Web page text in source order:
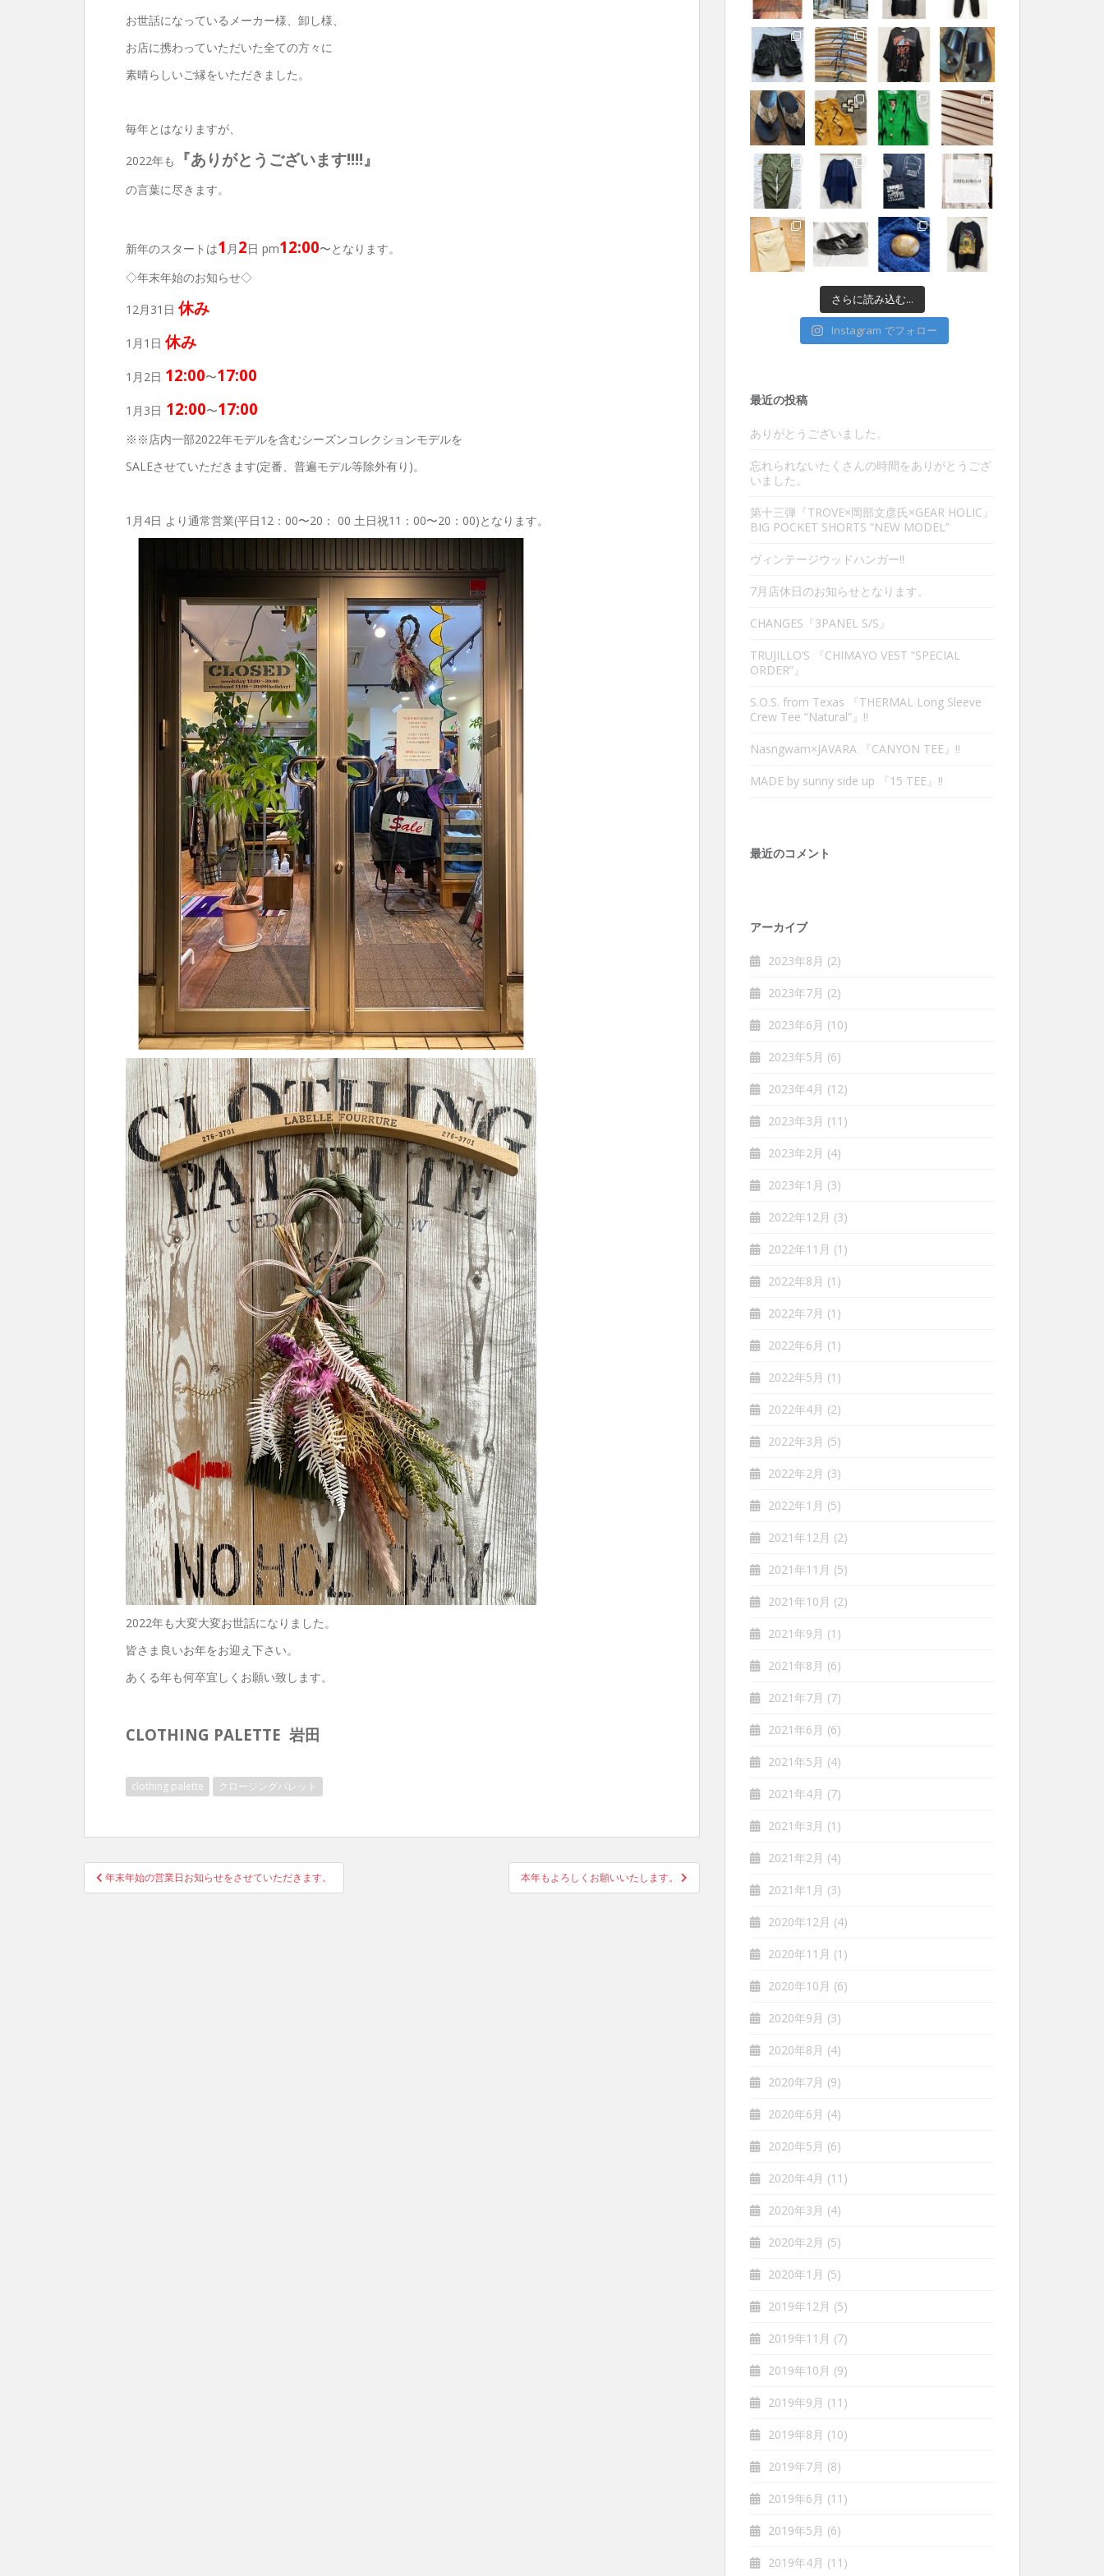
お世話になっているメーカー様、卸し様、
お店に携わっていただいた全ての方々に
素晴らしいご縁をいただきました。
毎年とはなりますが、
2022年も 『ありがとうございます‼︎‼︎』
の言葉に尽きます。
新年のスタートは1 月 2日 pm12:00〜となります。
◇年末年始のお知らせ◇
12月31日 休み
1月1日 休み
1月2日 12:00〜17:00
1月3日 12:00〜17:00
※※店内一部2022年モデルを含むシーズンコレクションモデルを
SALEさせていただきます(定番、普遍モデル等除外有り)。
1月4日 より通常営業(平日12：00〜20： 00 土日祝11：00〜20：00)となります。
2022年も大変大変お世話になりました。
皆さま良いお年をお迎え下さい。
あくる年も何卒宜しくお願い致します。
CLOTHING PALETTE 岩田
clothing palette クロージングパレット
投
稿
年末年始の営業日お知らせをさせていただきます。 本年もよろしくお願いいたします。
さらに読み込む...
Instagram でフォロー
最近の投稿
ありがとうございました。
忘れられないたくさんの時間をありがとうござ
いました。
第十三弾『TROVE×岡部文彦氏×GEAR HOLIC』
BIG POCKET SHORTS “NEW MODEL”
ヴィンテージウッドハンガー‼︎
7月店休日のお知らせとなります。
CHANGES『3PANEL S/S』
TRUJILLO’S 『CHIMAYO VEST “SPECIAL
ORDER”』
S.O.S. from Texas 『THERMAL Long Sleeve
Crew Tee “Natural”』‼︎
Nasngwam×JAVARA 『CANYON TEE』‼︎
MADE by sunny side up 『15 TEE』‼︎
最近のコメント
アーカイブ
2023年8月 (2)
2023年7月 (2)
2023年6月 (10)
2023年5月 (6)
2023年4月 (12)
2023年3月 (11)
2023年2月 (4)
2023年1月 (3)
2022年12月 (3)
2022年11月 (1)
2022年8月 (1)
2022年7月 (1)
2022年6月 (1)
2022年5月 (1)
2022年4月 (2)
2022年3月 (5)
2022年2月 (3)
2022年1月 (5)
2021年12月 (2)
2021年11月 (5)
2021年10月 (2)
2021年9月 (1)
2021年8月 (6)
2021年7月 (7)
2021年6月 (6)
2021年5月 (4)
2021年4月 (7)
2021年3月 (1)
2021年2月 (4)
2021年1月 (3)
2020年12月 (4)
2020年11月 (1)
2020年10月 (6)
2020年9月 (3)
2020年8月 (4)
2020年7月 (9)
2020年6月 (4)
2020年5月 (6)
2020年4月 (11)
2020年3月 (4)
2020年2月 (5)
2020年1月 (5)
2019年12月 (5)
2019年11月 (7)
2019年10月 (9)
2019年9月 (11)
2019年8月 (10)
2019年7月 (8)
2019年6月 (11)
2019年5月 (6)
2019年4月 (11)